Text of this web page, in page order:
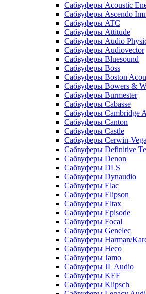
Сабвуферы Acoustic
Сабвуферы Ascendo
Сабвуферы ATC
Сабвуферы Attitude
Сабвуферы Audio
Сабвуферы Audiovector
Сабвуферы Bluesound
Сабвуферы Boss
Сабвуферы Boston
Сабвуферы Bowers &
Сабвуферы Burmester
Сабвуферы Cabasse
Сабвуферы Cambridge
Сабвуферы Canton
Сабвуферы Castle
Сабвуферы Cerwin-
Сабвуферы Definitive
Сабвуферы Denon
Сабвуферы DLS
Сабвуферы Dynaudio
Сабвуферы Elac
Сабвуферы Elipson
Сабвуферы Eltax
Сабвуферы Episode
Сабвуферы Focal
Сабвуферы Genelec
Сабвуферы Harman/
Сабвуферы Heco
Сабвуферы Jamo
Сабвуферы JL Audio
Сабвуферы KEF
Сабвуферы Klipsch